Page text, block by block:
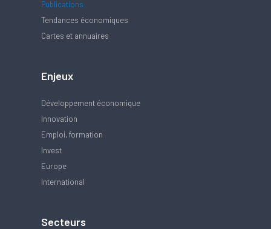
Publications
Tendances économiques
Cartes et annuaires
Enjeux
Développement économique
Innovation
Emploi, formation
Invest
Europe
International
Secteurs